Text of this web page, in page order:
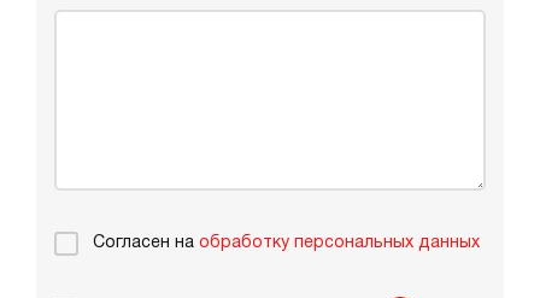
Согласен на обработку персональных данных